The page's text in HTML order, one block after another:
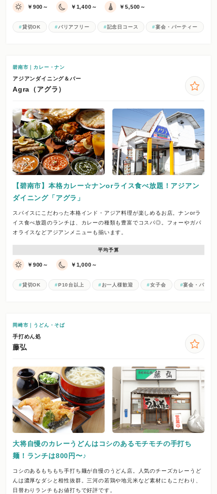
￥900～ ￥1,400～ ￥5,500～
貸切OK バリアフリー 記念日コース 宴会・パーティー
碧南市｜カレー・ナン
アジアンダイニング＆バー
Agra（アグラ）
【碧南市】本格カレー☆ナンorライス食べ放題！アジアン
ダイニング「アグラ」
スパイスにこだわった本格インド・アジア料理が楽しめるお店。ナンorラ
イス食べ放題のランチは、カレーの種類も豊富でコスパ◎。フォーやガパ
オライスなどアジアンメニューも揃います。
平均予算
￥900～ ￥1,000～
貸切OK P10台以上 お一人様歓迎 女子会 宴会・パーテ
岡崎市｜うどん・そば
手打めん処
藤弘
大将自慢のカレーうどんはコシのあるモチモチの手打ち
麺！ランチは800円〜♪
コシのあるもちもち手打ち麺が自慢のうどん店。人気のチーズカレーうど
んは濃厚なダシと相性抜群。三河の若鶏や地元米など素材にもこだわり、
日替わりランチもお値打ちで好評です。